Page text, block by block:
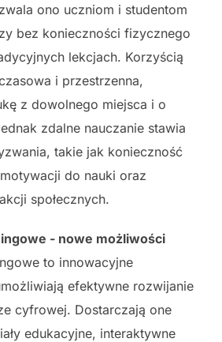
ono uczniom i studentom
bez konieczności fizycznego
lekcjach. Korzyścią
i przestrzenna,
z dowolnego miejsca i o
zdalne nauczanie stawia
takie jak konieczność
do nauki oraz
społecznych.
- nowe możliwości
to innowacyjne
efektywne rozwijanie
cyfrowej. Dostarczają one
edukacyjne, interaktywne